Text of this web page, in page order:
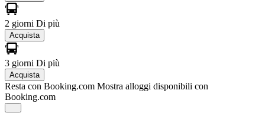
2 giorni Di più
Acquista
3 giorni Di più
Acquista
Resta con Booking.com Mostra alloggi disponibili con
Booking.com